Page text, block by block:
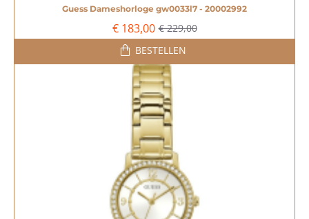
Guess Dameshorloge gw0033l7 - 20002992
€ 183,00 € 229,00
BESTELLEN